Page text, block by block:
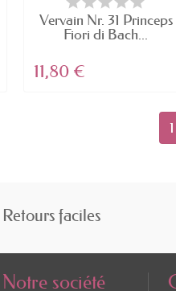
Vervain Nr. 31 Princeps
Fiori di Bach...
11,80 €
1
Retours faciles
Notre société